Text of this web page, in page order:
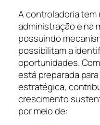
A controladoria tem
administração e na
possuindo
possibilitam a
oportunidades.
está preparada
estratégica,
crescimento
por meio de: